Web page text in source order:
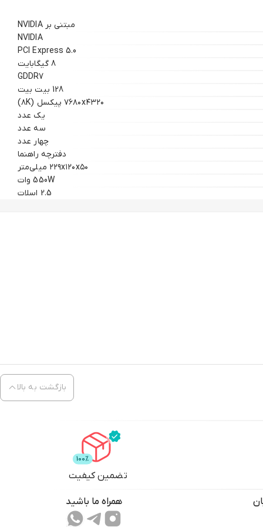
مبتنی بر NVIDIA
NVIDIA
PCI Express 5.0
8 گیگابایت
GDDR7
128 بیت بیت
۷۶۸۰x۴۳۲۰ پیکسل (۸K)
یک عدد
سه عدد
چهار عدد
دفترچه‌ راهنما
۲۲۹x۱۲۰x۵۰ میلی‌متر
550W وات
2.5 اسلات
بازگشت به بالا
تضمین کیفیت
همراه ما باشید